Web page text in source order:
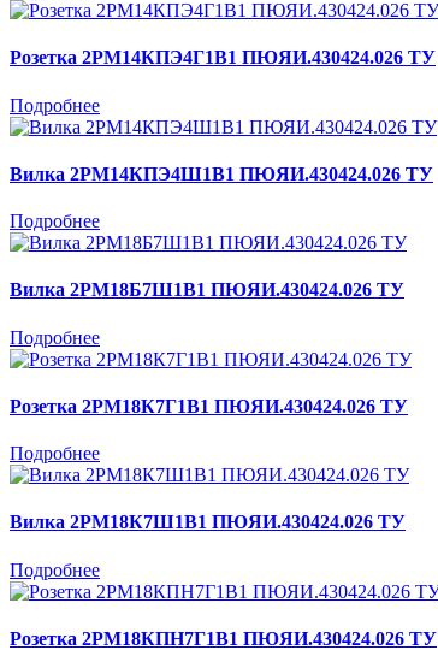
Розетка 2РМ14КПЭ4Г1В1 ПЮЯИ.430424.026 ТУ
Подробнее
Вилка 2РМ14КПЭ4Ш1В1 ПЮЯИ.430424.026 ТУ
Подробнее
Вилка 2РМ18Б7Ш1В1 ПЮЯИ.430424.026 ТУ
Подробнее
Розетка 2РМ18К7Г1В1 ПЮЯИ.430424.026 ТУ
Подробнее
Вилка 2РМ18К7Ш1В1 ПЮЯИ.430424.026 ТУ
Подробнее
Розетка 2РМ18КПН7Г1В1 ПЮЯИ.430424.026 ТУ